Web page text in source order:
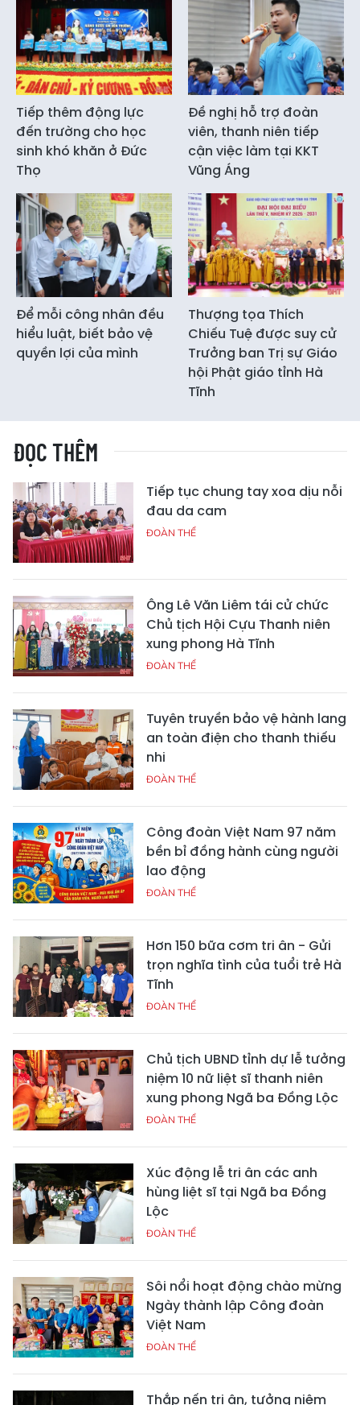
Tiếp thêm động lực
đến trường cho học
sinh khó khăn ở Đức
Thọ
Đề nghị hỗ trợ đoàn
viên, thanh niên tiếp
cận việc làm tại KKT
Vũng Áng
Để mỗi công nhân đều
hiểu luật, biết bảo vệ
quyền lợi của mình
Thượng tọa Thích
Chiếu Tuệ được suy cử
Trưởng ban Trị sự Giáo
hội Phật giáo tỉnh Hà
Tĩnh
ĐỌC THÊM
Tiếp tục chung tay xoa dịu nỗi
đau da cam
ĐOÀN THỂ
Ông Lê Văn Liêm tái cử chức
Chủ tịch Hội Cựu Thanh niên
xung phong Hà Tĩnh
ĐOÀN THỂ
Tuyên truyền bảo vệ hành lang
an toàn điện cho thanh thiếu
nhi
ĐOÀN THỂ
Công đoàn Việt Nam 97 năm
bền bỉ đồng hành cùng người
lao động
ĐOÀN THỂ
Hơn 150 bữa cơm tri ân - Gửi
trọn nghĩa tình của tuổi trẻ Hà
Tĩnh
ĐOÀN THỂ
Chủ tịch UBND tỉnh dự lễ tưởng
niệm 10 nữ liệt sĩ thanh niên
xung phong Ngã ba Đồng Lộc
ĐOÀN THỂ
Xúc động lễ tri ân các anh
hùng liệt sĩ tại Ngã ba Đồng
Lộc
ĐOÀN THỂ
Sôi nổi hoạt động chào mừng
Ngày thành lập Công đoàn
Việt Nam
ĐOÀN THỂ
Thắp nến tri ân, tưởng niệm